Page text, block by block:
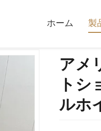
ホーム 製
アメ
トシ
ルホ